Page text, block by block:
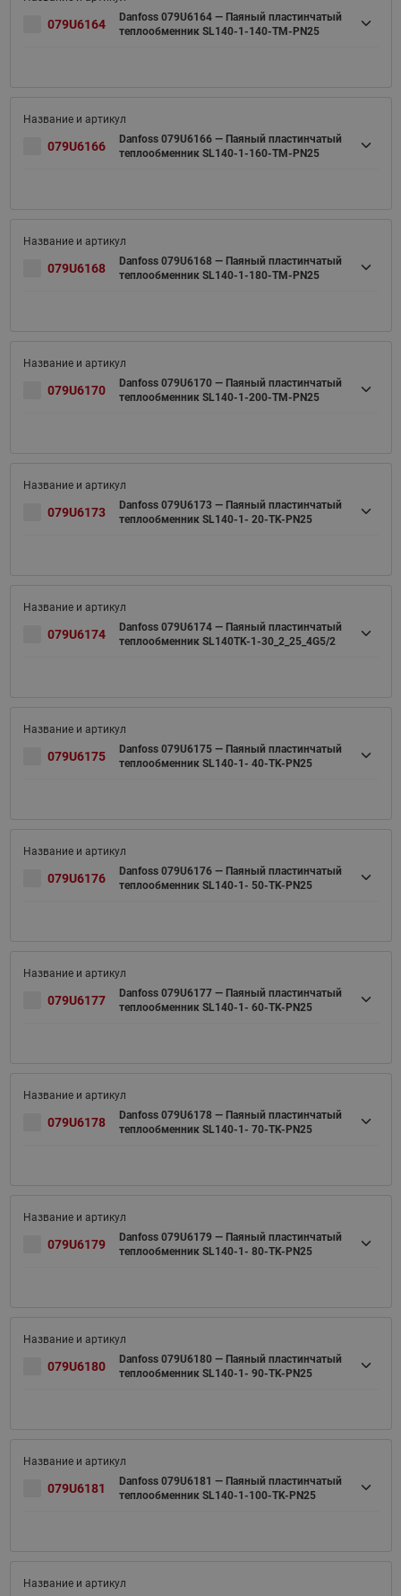
079U6164
Danfoss 079U6164 — Паяный пластинчатый
теплообменник SL140-1-140-TM-PN25
079U6166
Danfoss 079U6166 — Паяный пластинчатый
теплообменник SL140-1-160-TM-PN25
079U6168
Danfoss 079U6168 — Паяный пластинчатый
теплообменник SL140-1-180-TM-PN25
079U6170
Danfoss 079U6170 — Паяный пластинчатый
теплообменник SL140-1-200-TM-PN25
079U6173
Danfoss 079U6173 — Паяный пластинчатый
теплообменник SL140-1- 20-TK-PN25
079U6174
Danfoss 079U6174 — Паяный пластинчатый
теплообменник SL140TK-1-30_2_25_4G5/2
079U6175
Danfoss 079U6175 — Паяный пластинчатый
теплообменник SL140-1- 40-TK-PN25
079U6176
Danfoss 079U6176 — Паяный пластинчатый
теплообменник SL140-1- 50-TK-PN25
079U6177
Danfoss 079U6177 — Паяный пластинчатый
теплообменник SL140-1- 60-TK-PN25
079U6178
Danfoss 079U6178 — Паяный пластинчатый
теплообменник SL140-1- 70-TK-PN25
079U6179
Danfoss 079U6179 — Паяный пластинчатый
теплообменник SL140-1- 80-TK-PN25
079U6180
Danfoss 079U6180 — Паяный пластинчатый
теплообменник SL140-1- 90-TK-PN25
079U6181
Danfoss 079U6181 — Паяный пластинчатый
теплообменник SL140-1-100-TK-PN25